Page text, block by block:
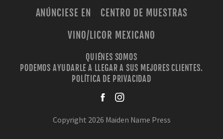
ANÚNCIESE EN
CENTRO DE MUESTRAS
VINO/LICOR MEXICANO
QUIÉNES SOMOS
PODEMOS AYUDARLE A LLEGAR A SUS MEJORES CLIENTES.
POLÍTICA DE PRIVACIDAD
Copyright 2026 Maiden Name Press